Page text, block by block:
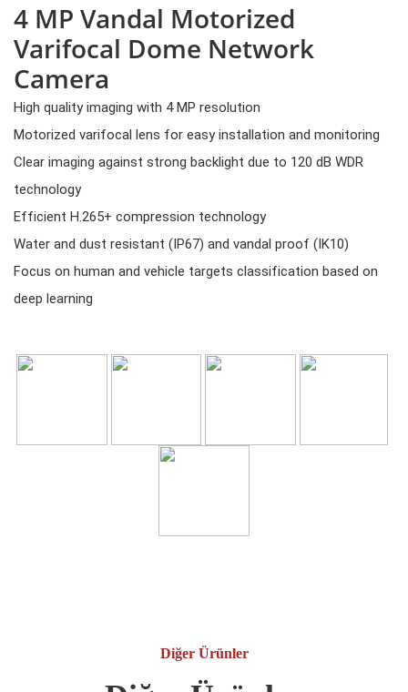
4 MP Vandal Motorized
Varifocal Dome Network
Camera
High quality imaging with 4 MP resolution
Motorized varifocal lens for easy installation and monitoring
Clear imaging against strong backlight due to 120 dB WDR
technology
Efficient H.265+ compression technology
Water and dust resistant (IP67) and vandal proof (IK10)
Focus on human and vehicle targets classification based on
deep learning
Diğer Ürünler